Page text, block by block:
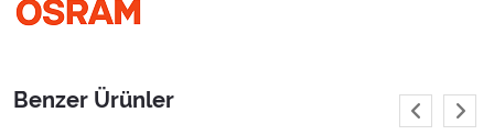
Benzer Ürünler